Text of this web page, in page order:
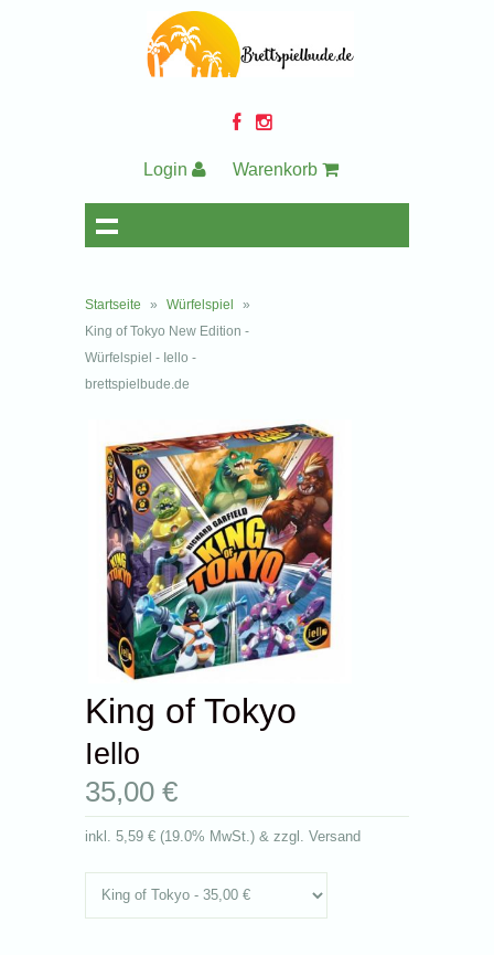
Login Warenkorb
Startseite » Würfelspiel
»
King of Tokyo New Edition -
Würfelspiel - Iello -
brettspielbude.de
King of Tokyo
Iello
35,00 €
inkl.5,59 € (19.0% MwSt.) & zzgl. Versand